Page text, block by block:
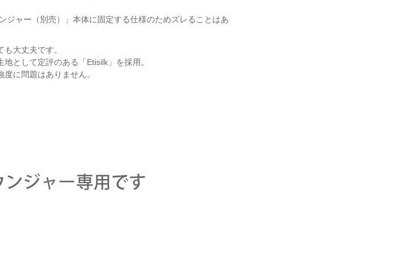
ジャー（別売）」本体に固定する仕様のためズレることはあ
大丈夫です。
として定評のある「Etisilk」を採用。
に問題はありません。